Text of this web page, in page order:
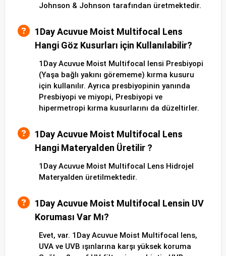
Johnson & Johnson tarafından üretmektedir.
1Day Acuvue Moist Multifocal Lens
Hangi Göz Kusurları için Kullanılabilir?
1Day Acuvue Moist Multifocal lensi Presbiyopi
(Yaşa bağlı yakını görememe) kırma kusuru
için kullanılır. Ayrıca presbiyopinin yanında
Presbiyopi ve miyopi, Presbiyopi ve
hipermetropi kırma kusurlarını da düzeltirler.
1Day Acuvue Moist Multifocal Lens
Hangi Materyalden Üretilir ?
1Day Acuvue Moist Multifocal Lens Hidrojel
Materyalden üretilmektedir.
1Day Acuvue Moist Multifocal Lensin UV
Koruması Var Mı?
Evet, var. 1Day Acuvue Moist Multifocal lens,
UVA ve UVB ışınlarına karşı yüksek koruma